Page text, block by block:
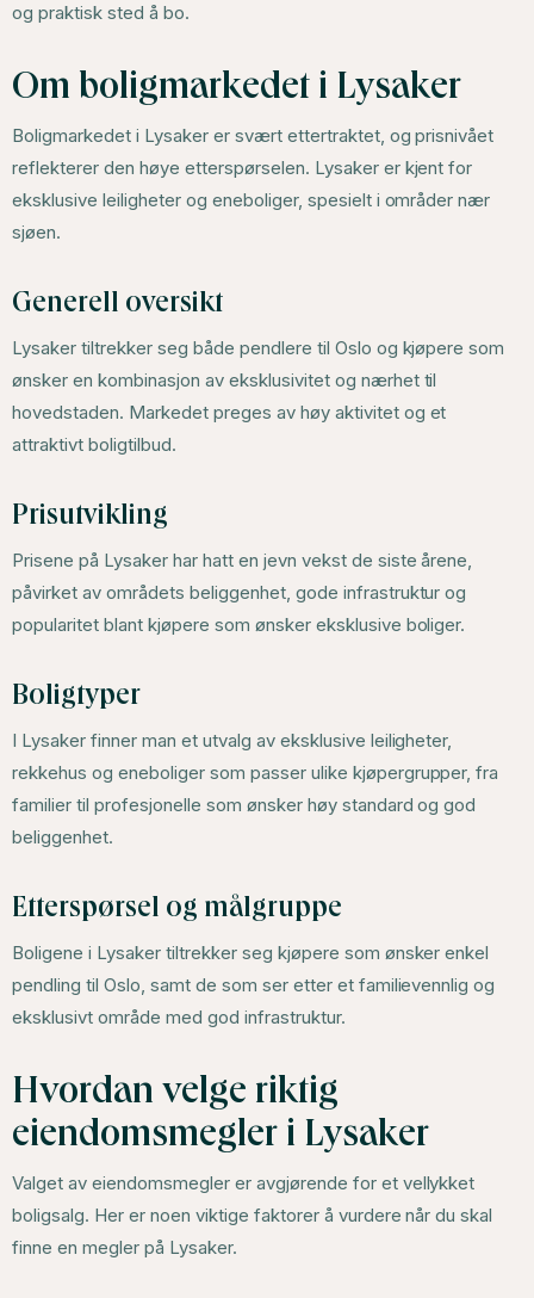
og praktisk sted å bo.
Om boligmarkedet i Lysaker
Boligmarkedet i Lysaker er svært ettertraktet, og prisnivået
reflekterer den høye etterspørselen. Lysaker er kjent for
eksklusive leiligheter og eneboliger, spesielt i områder nær
sjøen.
Generell oversikt
Lysaker tiltrekker seg både pendlere til Oslo og kjøpere som
ønsker en kombinasjon av eksklusivitet og nærhet til
hovedstaden. Markedet preges av høy aktivitet og et
attraktivt boligtilbud.
Prisutvikling
Prisene på Lysaker har hatt en jevn vekst de siste årene,
påvirket av områdets beliggenhet, gode infrastruktur og
popularitet blant kjøpere som ønsker eksklusive boliger.
Boligtyper
I Lysaker finner man et utvalg av eksklusive leiligheter,
rekkehus og eneboliger som passer ulike kjøpergrupper, fra
familier til profesjonelle som ønsker høy standard og god
beliggenhet.
Etterspørsel og målgruppe
Boligene i Lysaker tiltrekker seg kjøpere som ønsker enkel
pendling til Oslo, samt de som ser etter et familievennlig og
eksklusivt område med god infrastruktur.
Hvordan velge riktig
eiendomsmegler i Lysaker
Valget av eiendomsmegler er avgjørende for et vellykket
boligsalg. Her er noen viktige faktorer å vurdere når du skal
finne en megler på Lysaker.